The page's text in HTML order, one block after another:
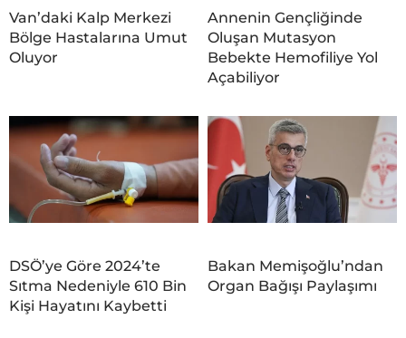
Van’daki Kalp Merkezi
Bölge Hastalarına Umut
Oluyor
Annenin Gençliğinde
Oluşan Mutasyon
Bebekte Hemofiliye Yol
Açabiliyor
DSÖ’ye Göre 2024’te
Sıtma Nedeniyle 610 Bin
Kişi Hayatını Kaybetti
Bakan Memişoğlu’ndan
Organ Bağışı Paylaşımı